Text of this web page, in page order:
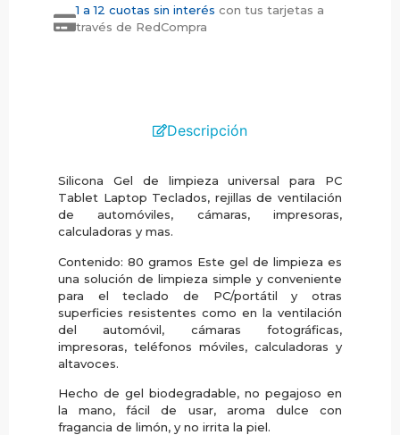
1 a 12 cuotas sin interés con tus tarjetas a
través de RedCompra
Descripción
Silicona Gel de limpieza universal para PC
Tablet Laptop Teclados, rejillas de ventilación
de automóviles, cámaras, impresoras,
calculadoras y mas.
Contenido: 80 gramos Este gel de limpieza es
una solución de limpieza simple y conveniente
para el teclado de PC/portátil y otras
superficies resistentes como en la ventilación
del automóvil, cámaras fotográficas,
impresoras, teléfonos móviles, calculadoras y
altavoces.
Hecho de gel biodegradable, no pegajoso en
la mano, fácil de usar, aroma dulce con
fragancia de limón, y no irrita la piel.